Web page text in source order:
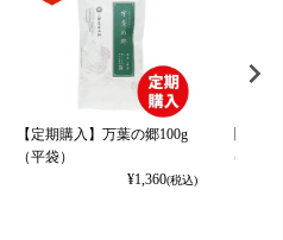
【定期購入】万葉の郷100g
（平袋）
¥1,360(税込)
（平袋）